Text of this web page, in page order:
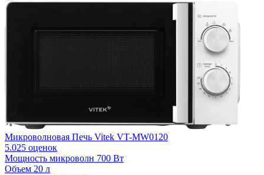
Микроволновая Печь Vitek VT-MW0120
5.025 оценок
Мощность микроволн 700 Вт
Объем 20 л